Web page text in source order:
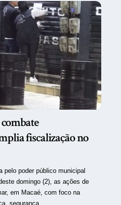
fiscalização no
pelo poder público municipal
domingo (2), as ações de
em Macaé, com foco na
segurança…